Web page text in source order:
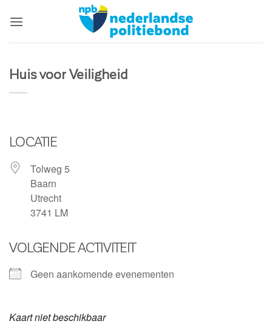
naar
Huis voor Veiligheid
LOCATIE
Tolweg 5
Baarn
Utrecht
3741 LM
VOLGENDE ACTIVITEIT
Geen aankomende evenementen
Kaart niet beschikbaar